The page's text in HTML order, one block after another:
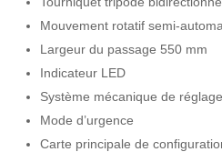
Mouvement rotatif semi-
Largeur du passage 550 mm
Indicateur LED
Système mécanique de
Mode d’urgence
Carte principale de